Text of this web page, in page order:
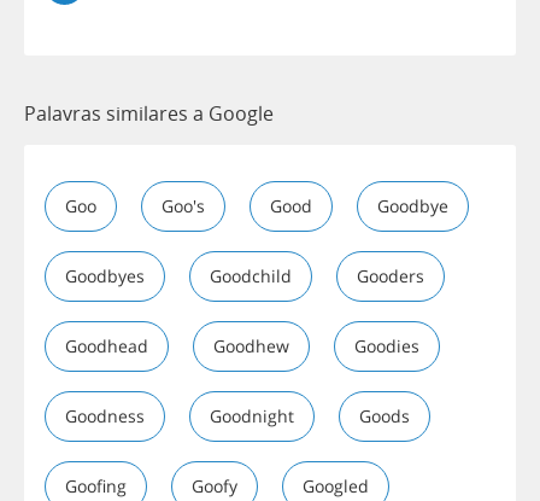
Palavras similares a Google
Goo Goo's Good Goodbye
Goodbyes Goodchild Gooders
Goodhead Goodhew Goodies
Goodness Goodnight Goods
Goofing Goofy Googled